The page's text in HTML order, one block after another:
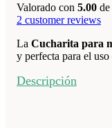
Valorado con 5.00 de
2 customer reviews
La Cucharita para
y perfecta para el
Descripción